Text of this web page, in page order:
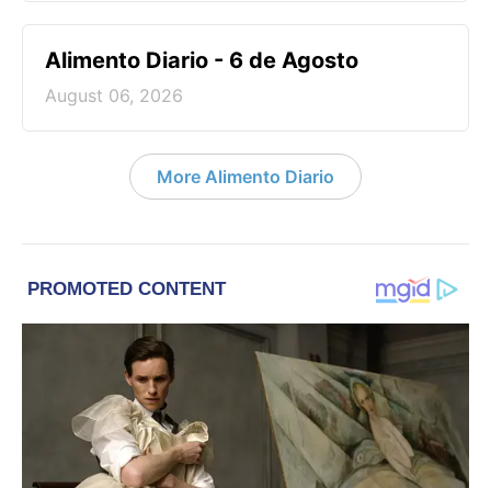
Alimento Diario - 6 de Agosto
August 06, 2026
More Alimento Diario